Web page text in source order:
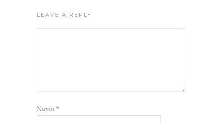
LEAVE A REPLY
Namn *